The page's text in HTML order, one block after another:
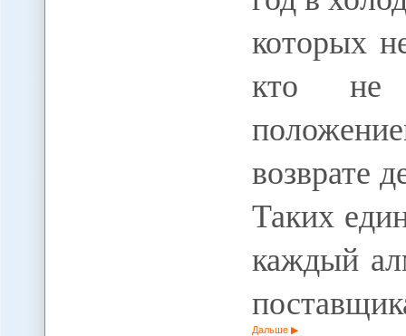
которых
кто не
возврате
Таких
каждый
Дальше